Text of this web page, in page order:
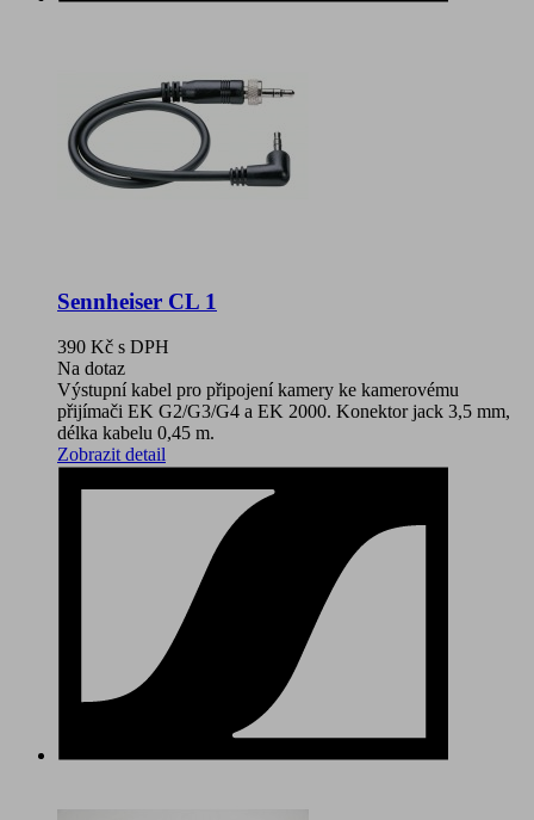
Sennheiser CL 1
390 Kč s DPH
Na dotaz
Výstupní kabel pro připojení kamery ke kamerovému
přijímači EK G2/G3/G4 a EK 2000. Konektor jack 3,5 mm,
délka kabelu 0,45 m.
Zobrazit detail